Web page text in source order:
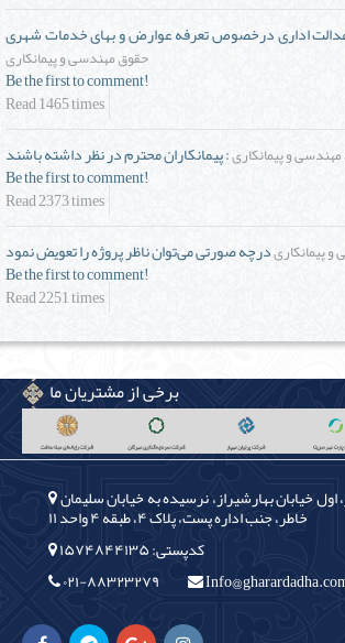
اداری درخصوص تعرفه عوارض و بهای خدمات شهری
حقوق مهندسی و پیمانکاری
Be the first to comment!
Read 1465 times
پیمانکاران محترم در نظر داشته باشند :و پیمانکاری
Be the first to comment!
Read 2373 times
درچه صورتی می‌توان ناظر پروژه را تعویض نمودپیمانکاری
Be the first to comment!
Read 2251 times
برخی از مشتریان ما
خاطر، جنب اداره پست، پلاک ۴، طبقه ۴ واحد ۱۱
کدپستی: ۱۵۷۴۸۴۴۱۳۵
۰۲۱-۸۸۳۲۳۲۷۹